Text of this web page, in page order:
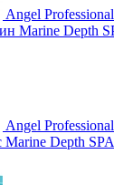
Angel
Marine Depth
Angel
Depth